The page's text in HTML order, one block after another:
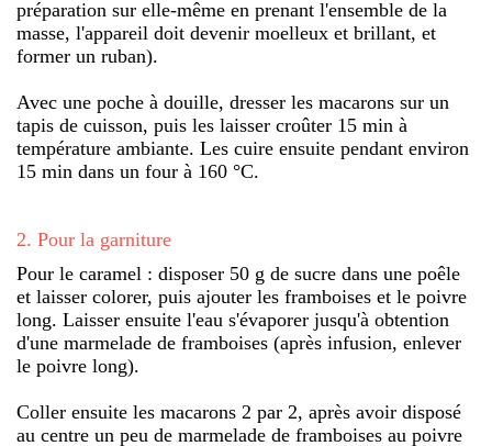
préparation sur elle-même en prenant l'ensemble de la
masse, l'appareil doit devenir moelleux et brillant, et
former un ruban).
Avec une poche à douille, dresser les macarons sur un
tapis de cuisson, puis les laisser croûter 15 min à
température ambiante. Les cuire ensuite pendant environ
15 min dans un four à 160 °C.
2. Pour la garniture
Pour le caramel : disposer 50 g de sucre dans une poêle
et laisser colorer, puis ajouter les framboises et le poivre
long. Laisser ensuite l'eau s'évaporer jusqu'à obtention
d'une marmelade de framboises (après infusion, enlever
le poivre long).
Coller ensuite les macarons 2 par 2, après avoir disposé
au centre un peu de marmelade de framboises au poivre